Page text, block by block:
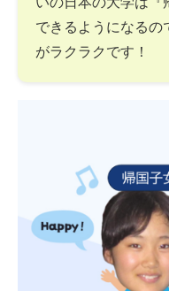
できるようになるの
がラクラクです！